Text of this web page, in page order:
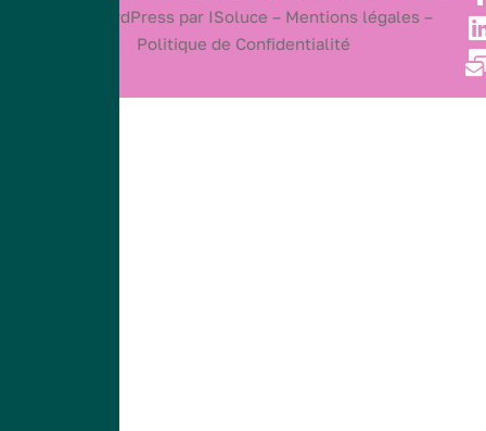
Site WordPresspar ISoluce – Mentions légales –
Politique de Confidentialité